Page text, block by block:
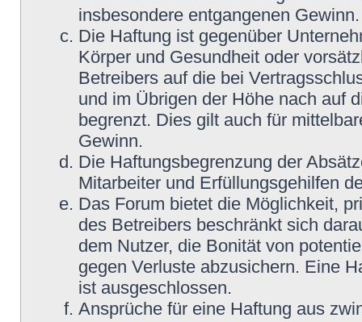
insbesondere entgangenen Gewinn.
Die Haftung ist gegenüber
Körper und Gesundheit oder
Betreibers auf die bei
und im Übrigen der Höhe nach auf
begrenzt. Dies gilt auch für
Gewinn.
Die Haftungsbegrenzung der
Mitarbeiter und Erfüllungsgehilfen
Das Forum bietet die Möglichkeit,
des Betreibers beschränkt sich
dem Nutzer, die Bonität von
gegen Verluste abzusichern. Eine
ist ausgeschlossen.
Ansprüche für eine Haftung aus